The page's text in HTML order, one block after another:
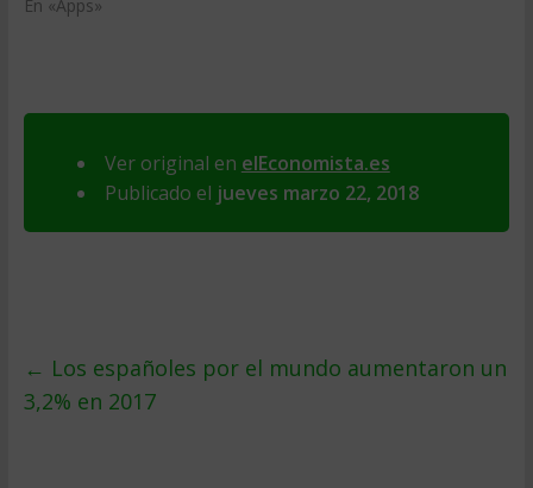
En «Apps»
Ver original en elEconomista.es
Publicado el jueves marzo 22, 2018
← Los españoles por el mundo aumentaron un
3,2% en 2017